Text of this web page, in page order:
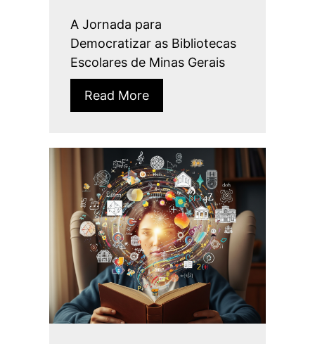
A Jornada para
Democratizar as Bibliotecas
Escolares de Minas Gerais
Read More